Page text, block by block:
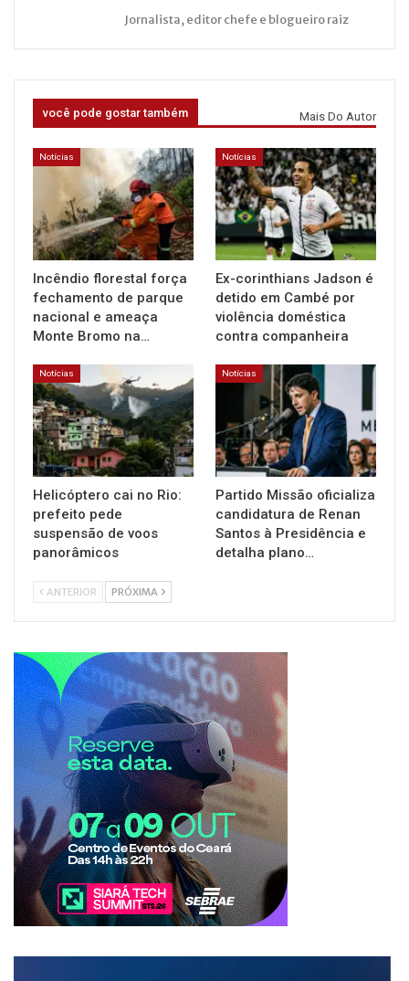
Jornalista, editor chefe e blogueiro raiz
você pode gostar também Mais Do Autor
Notícias
Incêndio florestal força
fechamento de parque
nacional e ameaça
Monte Bromo na…
Notícias
Ex-corinthians Jadson é
detido em Cambé por
violência doméstica
contra companheira
Notícias
Helicóptero cai no Rio:
prefeito pede
suspensão de voos
panorâmicos
Notícias
Partido Missão oficializa
candidatura de Renan
Santos à Presidência e
detalha plano…
ANTERIOR PRÓXIMA